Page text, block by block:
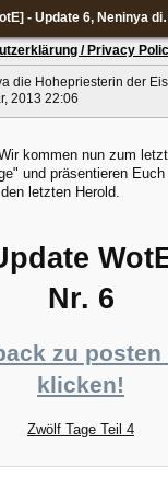
[WotE] -
/ Privacy
die Hohepriesterin der
2013 22:06
kommen nun zum
und präsentieren
letzten Herold.
Nr. 6
zu
klicken!
Zwölf Tage Teil 4